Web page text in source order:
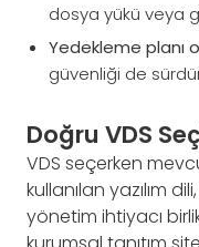
dosya yükü veya
Yedekleme planı
güvenliği de
Doğru VDS
VDS seçerken
kullanılan yazılım
yönetim ihtiyacı